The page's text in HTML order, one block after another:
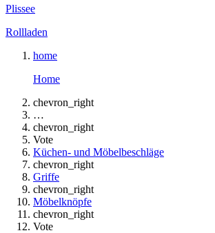
Plissee
Rollladen
home
Home
chevron_right
…
chevron_right
Vote
Küchen- und Möbelbeschläge
chevron_right
Griffe
chevron_right
Möbelknöpfe
chevron_right
Vote